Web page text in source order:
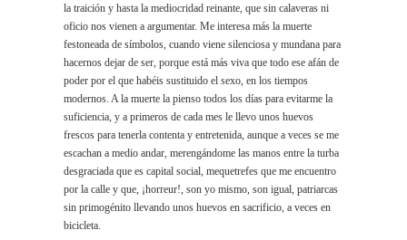
la traición y hasta la mediocridad reinante, que sin calaveras ni
oficio nos vienen a argumentar. Me interesa más la muerte
festoneada de símbolos, cuando viene silenciosa y mundana para
hacernos dejar de ser, porque está más viva que todo ese afán de
poder por el que habéis sustituido el sexo, en los tiempos
modernos. A la muerte la pienso todos los días para evitarme la
suficiencia, y a primeros de cada mes le llevo unos huevos
frescos para tenerla contenta y entretenida, aunque a veces se me
escachan a medio andar, merengándome las manos entre la turba
desgraciada que es capital social, mequetrefes que me encuentro
por la calle y que, ¡horreur!, son yo mismo, son igual, patriarcas
sin primogénito llevando unos huevos en sacrificio, a veces en
bicicleta.